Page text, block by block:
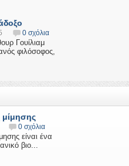
0 σχόλια
Γουίλιαμ
φιλόσοφος,
μίμησης
0 σχόλια
είναι ένα
βιο...